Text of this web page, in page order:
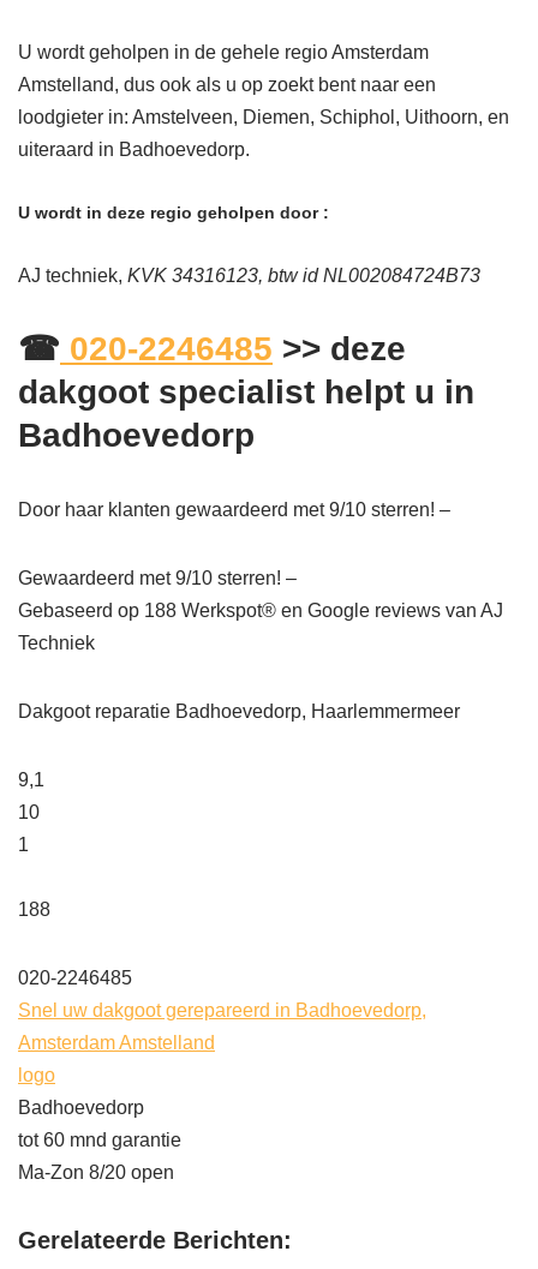
U wordt geholpen in de gehele regio Amsterdam
Amstelland, dus ook als u op zoekt bent naar een
loodgieter in: Amstelveen, Diemen, Schiphol, Uithoorn, en
uiteraard in Badhoevedorp.
U wordt in deze regio geholpen door :
AJ techniek, KVK 34316123, btw id NL002084724B73
☎ 020-2246485 >> deze
dakgoot specialist helpt u in
Badhoevedorp
Door haar klanten gewaardeerd met 9/10 sterren! –
Gewaardeerd met 9/10 sterren! –
Gebaseerd op 188 Werkspot® en Google reviews van AJ
Techniek
Dakgoot reparatie Badhoevedorp, Haarlemmermeer
9,1
10
1
188
020-2246485
Snel uw dakgoot gerepareerd in Badhoevedorp,
Amsterdam Amstelland
logo
Badhoevedorp
tot 60 mnd garantie
Ma-Zon 8/20 open
Gerelateerde Berichten: